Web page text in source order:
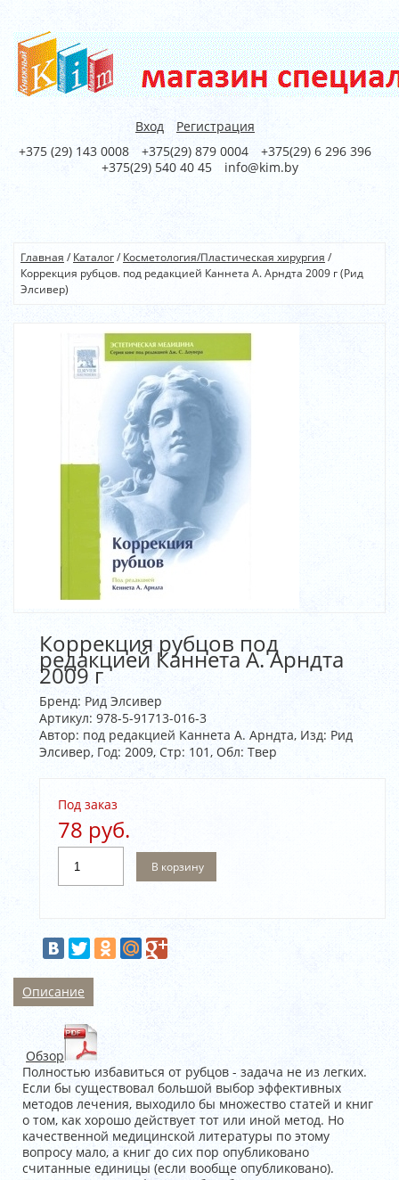
Вход
Регистрация
+375 (29) 143 0008
+375(29) 879 0004
+375(29) 6 296 396
+375(29) 540 40 45
info@kim.by
Главная /Каталог/Косметология/Пластическая хирургия /
Коррекция рубцов. под редакцией Каннета А. Арндта 2009 г (Рид
Элсивер)
Коррекция рубцов под
редакцией Каннета А. Арндта
2009 г
Бренд: Рид Элсивер
Артикул: 978-5-91713-016-3
Автор: под редакцией Каннета А. Арндта, Изд: Рид
Элсивер, Год: 2009, Стр: 101, Обл: Твер
Под заказ
78 руб.
В корзину
Описание
Обзор
Полностью избавиться от рубцов - задача не из легких.
Если бы существовал большой выбор эффективных
методов лечения, выходило бы множество статей и книг
о том, как хорошо действует тот или иной метод. Но
качественной медицинской литературы по этому
вопросу мало, а книг до сих пор опубликовано
считанные единицы (если вообще опубликовано).